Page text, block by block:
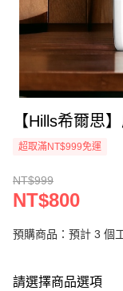
【Hills希爾思
超取滿NT$999免運
NT$999
NT$800
預購商品：預計 3 個
請選擇商品選項